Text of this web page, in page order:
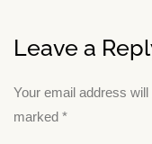
Leave a
Your email address
marked *